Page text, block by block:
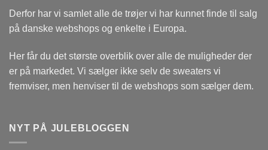
Derfor har vi samlet alle de trøjer vi har kunnet finde til salg
på danske webshops og enkelte i Europa.
Her får du det største overblik over alle de muligheder der
er på markedet. Vi sælger ikke selv de sweaters vi
fremviser, men henviser til de webshops som sælger dem.
NYT PÅ JULEBLOGGEN